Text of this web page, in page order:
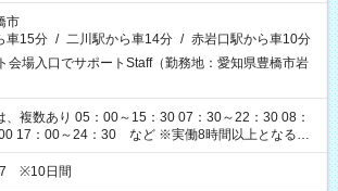
市
車15分 / 二川駅から車14分 / 赤岩口駅から車10分
会場入口でサポートStaff（勤務地：愛知県豊橋市岩
、複数あり 05：00～15：30 07：30～22：30 08：
17：00～24：30 など ※実働8時間以上となる勤
交替で取得します。
慮しこまめな休憩があります。
※10日間